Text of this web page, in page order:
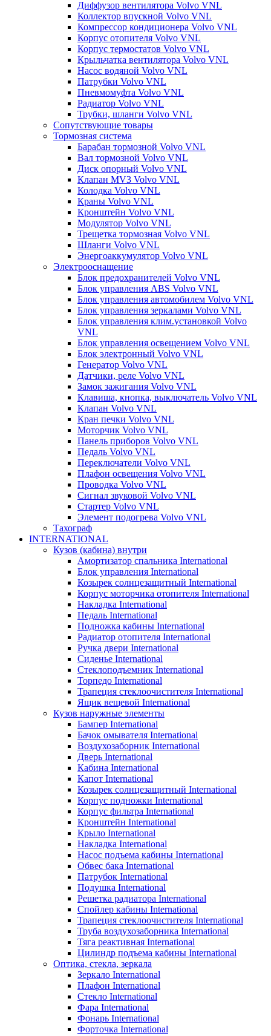
Диффузор вентилятора Volvo VNL
Коллектор впускной Volvo VNL
Компрессор кондиционера Volvo VNL
Корпус отопителя Volvo VNL
Корпус термостатов Volvo VNL
Крыльчатка вентилятора Volvo VNL
Насос водяной Volvo VNL
Патрубки Volvo VNL
Пневмомуфта Volvo VNL
Радиатор Volvo VNL
Трубки, шланги Volvo VNL
Сопутствующие товары
Тормозная система
Барабан тормозной Volvo VNL
Вал тормозной Volvo VNL
Диск опорный Volvo VNL
Клапан MV3 Volvo VNL
Колодка Volvo VNL
Краны Volvo VNL
Кронштейн Volvo VNL
Модулятор Volvo VNL
Трещетка тормозная Volvo VNL
Шланги Volvo VNL
Энергоаккумулятор Volvo VNL
Электрооснащение
Блок предохранителей Volvo VNL
Блок управления ABS Volvo VNL
Блок управления автомобилем Volvo VNL
Блок управления зеркалами Volvo VNL
Блок управления клим.установкой Volvo
VNL
Блок управления освещением Volvo VNL
Блок электронный Volvo VNL
Генератор Volvo VNL
Датчики, реле Volvo VNL
Замок зажигания Volvo VNL
Клавиша, кнопка, выключатель Volvo VNL
Клапан Volvo VNL
Кран печки Volvo VNL
Моторчик Volvo VNL
Панель приборов Volvo VNL
Педаль Volvo VNL
Переключатели Volvo VNL
Плафон освещения Volvo VNL
Проводка Volvo VNL
Сигнал звуковой Volvo VNL
Стартер Volvo VNL
Элемент подогрева Volvo VNL
Тахограф
INTERNATIONAL
Кузов (кабина) внутри
Амортизатор спальника International
Блок управления International
Козырек солнцезащитный International
Корпус моторчика отопителя International
Накладка International
Педаль International
Подножка кабины International
Радиатор отопителя International
Ручка двери International
Сиденье International
Стеклоподъемник International
Торпедо International
Трапеция стеклоочистителя International
Ящик вещевой International
Кузов наружные элементы
Бампер International
Бачок омывателя International
Воздухозаборник International
Дверь International
Кабина International
Капот International
Козырек солнцезащитный International
Корпус подножки International
Корпус фильтра International
Кронштейн International
Крыло International
Накладка International
Насос подъема кабины International
Обвес бака International
Патрубок International
Подушка International
Решетка радиатора International
Спойлер кабины International
Трапеция стеклоочистителя International
Труба воздухозаборника International
Тяга реактивная International
Цилиндр подъема кабины International
Оптика, стекла, зеркала
Зеркало International
Плафон International
Стекло International
Фара International
Фонарь International
Форточка International